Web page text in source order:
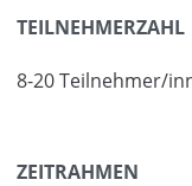
TEILNEHMERZAHL
8-20 Teilnehmer/
ZEITRAHMEN